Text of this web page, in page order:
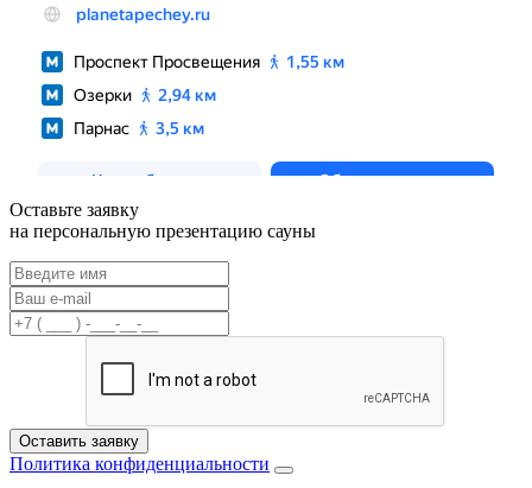
Оставьте заявку
на персональную презентацию сауны
Оставить заявку
Политика конфиденциальности